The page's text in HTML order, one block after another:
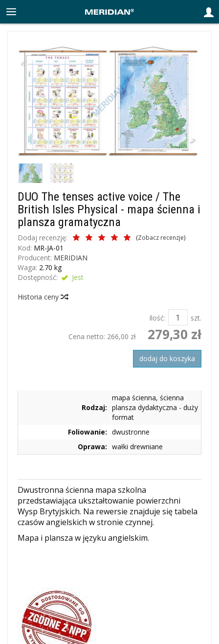
DUO The tenses active voice / The
British Isles Physical - mapa ścienna i
plansza gramatyczna
Dodaj recenzję: (Zobacz recenzje)
Kod: MR-JA-01
Producent: MERIDIAN
Waga: 2.70 kg
Dostępność:
Jest
Historia ceny
Ilość:
szt.
Cena netto: 266,00 zł 279,30 zł
dodaj do koszyka
Rodzaj:
mapa ścienna, ścienna
plansza dydaktyczna - duży
format
Foliowanie: dwustronne
Oprawa: wałki drewniane
Dwustronna ścienna mapa szkolna
przedstawiająca ukształtowanie powierzchni
Wysp Brytyjskich. Na rewersie znajduje się tabela
czasów angielskich w stronie czynnej.
Mapa i plansza w języku angielskim.